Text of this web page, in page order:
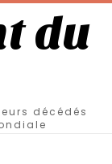
du
décédés